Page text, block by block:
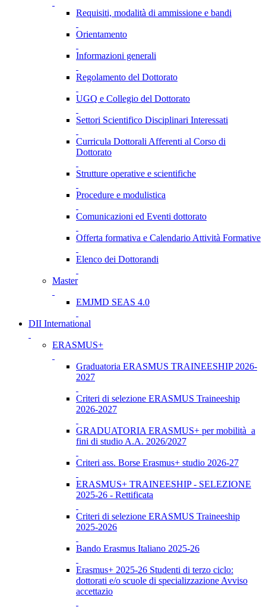
Requisiti, modalità di ammissione e bandi
Orientamento
Informazioni generali
Regolamento del Dottorato
UGQ e Collegio del Dottorato
Settori Scientifico Disciplinari Interessati
Curricula Dottorali Afferenti al Corso di
Dottorato
Strutture operative e scientifiche
Procedure e modulistica
Comunicazioni ed Eventi dottorato
Offerta formativa e Calendario Attività Formative
Elenco dei Dottorandi
Master
EMJMD SEAS 4.0
DII International
ERASMUS+
Graduatoria ERASMUS TRAINEESHIP 2026-
2027
Criteri di selezione ERASMUS Traineeship
2026-2027
GRADUATORIA ERASMUS+ per mobilità a
fini di studio A.A. 2026/2027
Criteri ass. Borse Erasmus+ studio 2026-27
ERASMUS+ TRAINEESHIP - SELEZIONE
2025-26 - Rettificata
Criteri di selezione ERASMUS Traineeship
2025-2026
Bando Erasmus Italiano 2025-26
Erasmus+ 2025-26 Studenti di terzo ciclo:
dottorati e/o scuole di specializzazione Avviso
accettazio